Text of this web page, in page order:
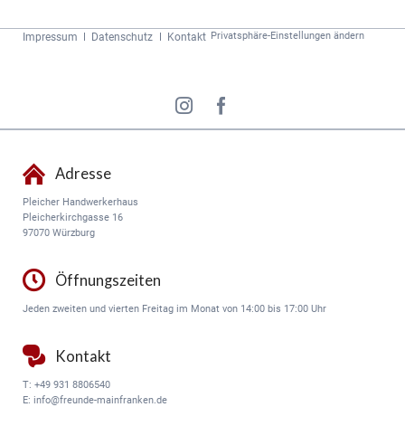
Navigation
Impressum Datenschutz Kontakt Privatsphäre-Einstellungen ändern
Adresse
Pleicher Handwerkerhaus
Pleicherkirchgasse 16
97070 Würzburg
Öffnungszeiten
Jeden zweiten und vierten Freitag im Monat von 14:00 bis 17:00 Uhr
Kontakt
T: +49 931 8806540
E: info@freunde-mainfranken.de